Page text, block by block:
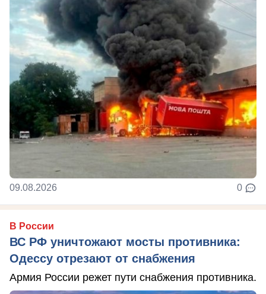
09.08.2026 0
В России
ВС РФ уничтожают мосты противника:
Одессу отрезают от снабжения
Армия России режет пути снабжения противника.